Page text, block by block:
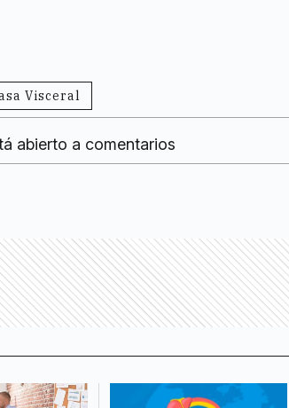
Visceral
abierto a comentarios